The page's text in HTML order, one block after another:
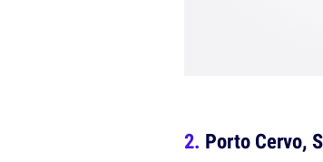
Porto Cervo,